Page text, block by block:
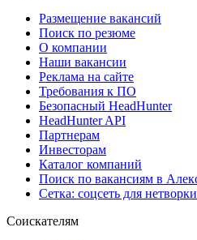
Размещение вакансий
Поиск по резюме
О компании
Наши вакансии
Реклама на сайте
Требования к ПО
Безопасный HeadHunter
HeadHunter API
Партнерам
Инвесторам
Каталог компаний
Поиск по вакансиям в
Сетка: соцсеть для
Соискателям